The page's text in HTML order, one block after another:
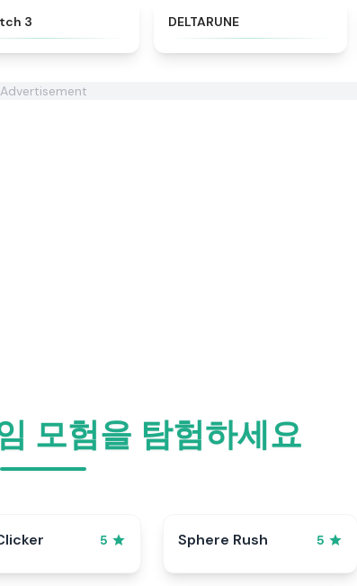
3 DELTARUNE
Advertisement
모험을 탐험하세요
5 Sphere Rush 5